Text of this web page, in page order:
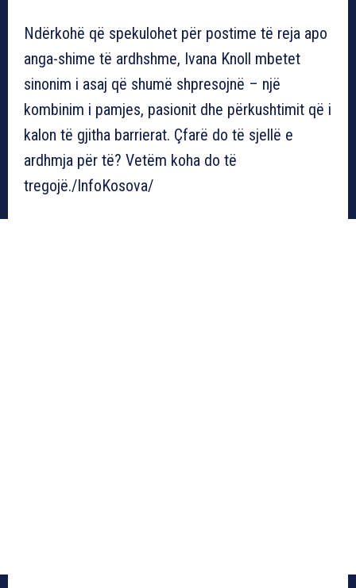
Ndërkohë që spekulohet për postime të reja apo
anga-shime të ardhshme, Ivana Knoll mbetet
sinonim i asaj që shumë shpresojnë – një
kombinim i pamjes, pasionit dhe përkushtimit që i
kalon të gjitha barrierat. Çfarë do të sjellë e
ardhmja për të? Vetëm koha do të
tregojë./InfoKosova/